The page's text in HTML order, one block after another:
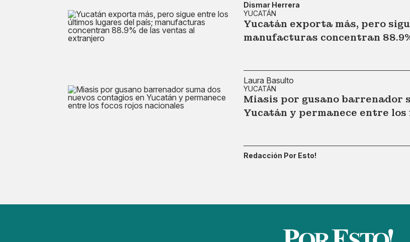
Dismar Herrera
YUCATÁN
Yucatán exporta más, pero
manufacturas concentran
Laura Basulto
YUCATÁN
Miasis por gusano barrenador
Yucatán y permanece entre los
Redacción Por Esto!